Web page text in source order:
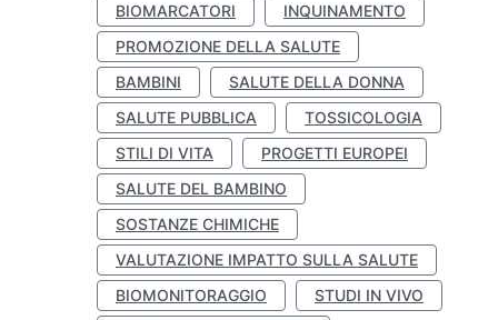
BIOMARCATORI
INQUINAMENTO
PROMOZIONE DELLA SALUTE
BAMBINI
SALUTE DELLA DONNA
SALUTE PUBBLICA
TOSSICOLOGIA
STILI DI VITA
PROGETTI EUROPEI
SALUTE DEL BAMBINO
SOSTANZE CHIMICHE
VALUTAZIONE IMPATTO SULLA SALUTE
BIOMONITORAGGIO
STUDI IN VIVO